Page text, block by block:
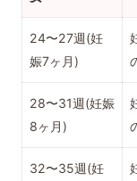
24〜27週(妊
娠7ヶ月)
28〜31週(妊娠
8ヶ月)
32〜35週(妊